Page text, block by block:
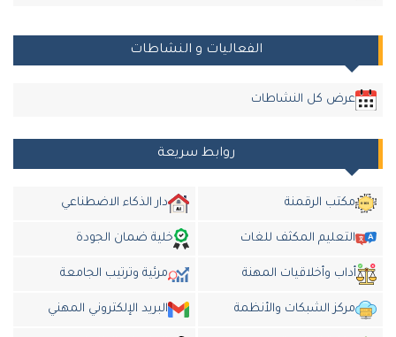
الفعاليات و النشاطات
عرض كل النشاطات
روابط سريعة
مكتب الرقمنة دار الذكاء الاضطناعي
التعليم المكثف للغات خلية ضمان الجودة
أداب وأخلاقيات المهنة مرئية وترتيب الجامعة
مركز الشبكات والأنظمة البريد الإلكتروني المهني